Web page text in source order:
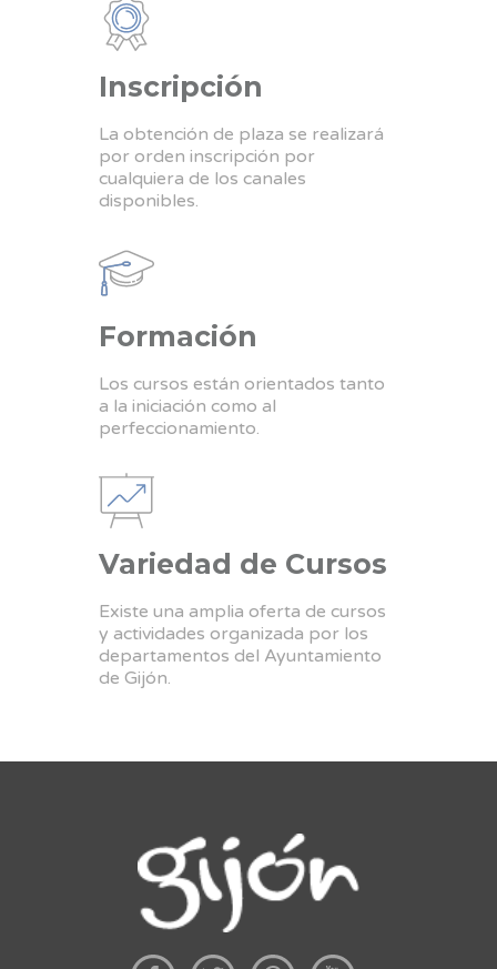
Inscripción
La obtención de plaza se realizará
por orden inscripción por
cualquiera de los canales
disponibles.
Formación
Los cursos están orientados tanto
a la iniciación como al
perfeccionamiento.
Variedad de Cursos
Existe una amplia oferta de cursos
y actividades organizada por los
departamentos del Ayuntamiento
de Gijón.